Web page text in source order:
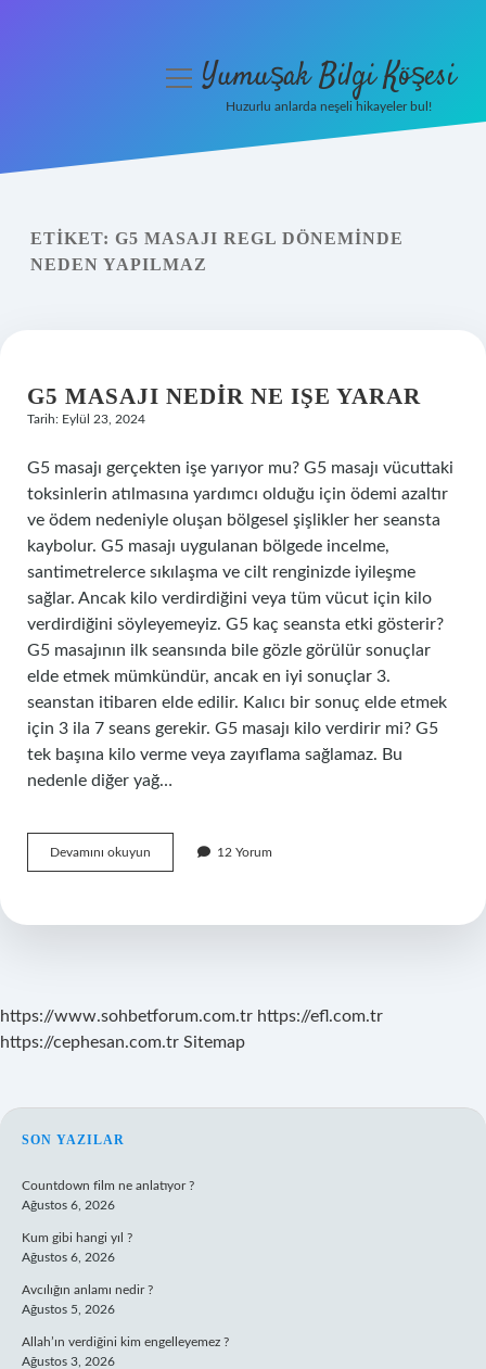
Yasal Uyarı
menüyüYumuşak Bilgi Köşesi
Huzurlu anlarda neşeli hikayeler bul!
ETIKET: G5 MASAJI REGL DÖNEMINDE
NEDEN YAPILMAZ
G5 MASAJI NEDIR NE IŞE YARAR
Tarih: Eylül 23, 2024
G5 masajı gerçekten işe yarıyor mu? G5 masajı vücuttaki
toksinlerin atılmasına yardımcı olduğu için ödemi azaltır
ve ödem nedeniyle oluşan bölgesel şişlikler her seansta
kaybolur. G5 masajı uygulanan bölgede incelme,
santimetrelerce sıkılaşma ve cilt renginizde iyileşme
sağlar. Ancak kilo verdirdiğini veya tüm vücut için kilo
verdirdiğini söyleyemeyiz. G5 kaç seansta etki gösterir?
G5 masajının ilk seansında bile gözle görülür sonuçlar
elde etmek mümkündür, ancak en iyi sonuçlar 3.
seanstan itibaren elde edilir. Kalıcı bir sonuç elde etmek
için 3 ila 7 seans gerekir. G5 masajı kilo verdirir mi? G5
tek başına kilo verme veya zayıflama sağlamaz. Bu
nedenle diğer yağ…
Devamını okuyun
Masajı
Işe
12 Yorum
https://www.sohbetforum.com.tr https://efl.com.tr
https://cephesan.com.tr Sitemap
SIDEBAR
SON YAZILAR
Countdown film ne anlatıyor ?
Ağustos 6, 2026
Kum gibi hangi yıl ?
Ağustos 6, 2026
Avcılığın anlamı nedir ?
Ağustos 5, 2026
Allah’ın verdiğini kim engelleyemez ?
Ağustos 3, 2026